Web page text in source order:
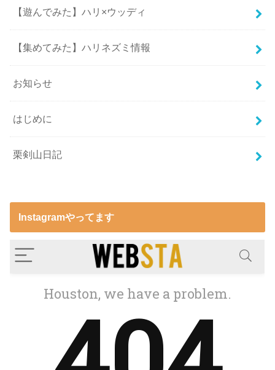
【遊んでみた】ハリ×ウッディ
【集めてみた】ハリネズミ情報
お知らせ
はじめに
栗剣山日記
Instagramやってます